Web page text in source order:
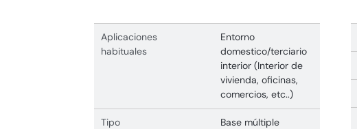
Aplicaciones
habituales
Entorno
domestico/terciario
interior (Interior de
vivienda, oficinas,
comercios, etc..)
Tipo Base múltiple